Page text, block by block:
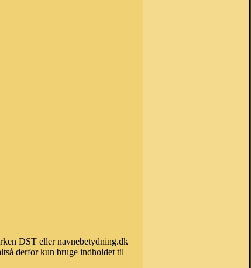
DST eller navnebetydning.dk
derfor kun bruge indholdet til